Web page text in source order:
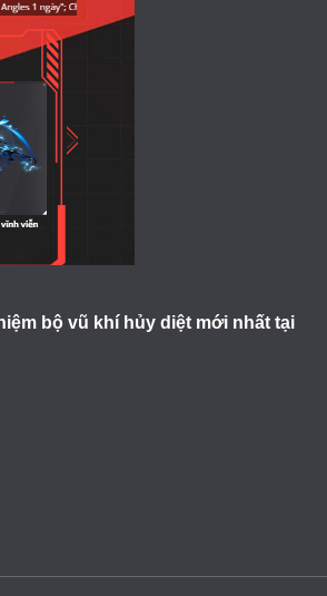
bộ vũ khí hủy diệt mới nhất tại